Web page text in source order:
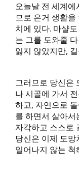
오늘날 전 세계
므로 은거 생활을
치에 있다. 마샬
는 그를 도와줄
잃지 않았지만,
그러므로 당신은
나 시골에 가서
하고, 자연으로
를 하면서 살아서
자각하고 스스로
당신은 이제 도
일어나지 않는 척